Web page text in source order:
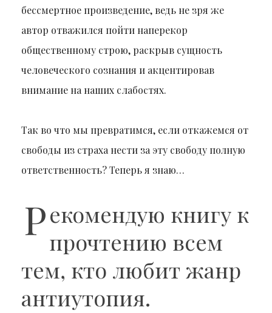
бессмертное произведение, ведь не зря же
автор отважился пойти наперекор
общественному строю, раскрыв сущность
человеческого сознания и акцентировав
внимание на наших слабостях.
Так во что мы превратимся, если откажемся от
свободы из страха нести за эту свободу полную
ответственность? Теперь я знаю…
Рекомендую книгу к
прочтению всем
тем, кто любит жанр
антиутопия.